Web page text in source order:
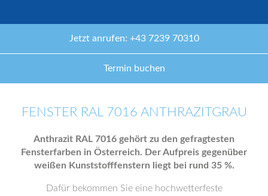
Jetzt anrufen: +43 7239 70310
Termin buchen
FENSTER RAL 7016 ANTHRAZITGRAU
Anthrazit RAL 7016 gehört zu den gefragtesten
Fensterfarben in Österreich. Der Aufpreis gegenüber
weißen Kunststofffenstern liegt bei rund 35 %.
Dafür bekommen Sie eine hochwetterfeste